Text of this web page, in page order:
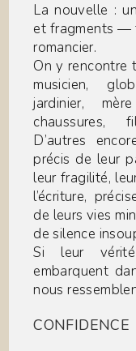
La nouvelle :
et fragments —
romancier.
On y rencontre
musicien,
jardinier,
chaussures,
D’autres
précis de leur
leur fragilité,
l’écriture,
de leurs vies
de silence
Si leur
embarquent
nous
CONFIDENCE